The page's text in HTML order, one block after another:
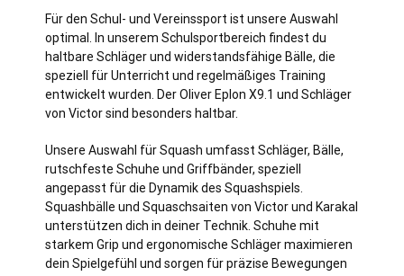
Für den Schul- und Vereinssport ist unsere Auswahl
optimal. In unserem Schulsportbereich findest du
haltbare Schläger und widerstandsfähige Bälle, die
speziell für Unterricht und regelmäßiges Training
entwickelt wurden. Der Oliver Eplon X9.1 und Schläger
von Victor sind besonders haltbar.
Unsere Auswahl für Squash umfasst Schläger, Bälle,
rutschfeste Schuhe und Griffbänder, speziell
angepasst für die Dynamik des Squashspiels.
Squashbälle und Squaschsaiten von Victor und Karakal
unterstützen dich in deiner Technik. Schuhe mit
starkem Grip und ergonomische Schläger maximieren
dein Spielgefühl und sorgen für präzise Bewegungen